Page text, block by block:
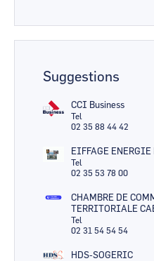
Suggestions
CCI Business
Tel
02 35 88 44 42
EIFFAGE
Tel
02 35 53 78 00
CHAMBRE DE
TERRITORIALE
Tel
02 31 54 54 54
HDS-SOGERIC